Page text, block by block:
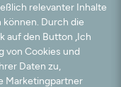
Versand und Rückversand
die jederzeit widerrufen
weitergegeben.
vorbehalten. powered by
relevanter Inhalte
Durch die
auf den Button „Ich
von Cookies und
Daten zu,
Marketingpartner